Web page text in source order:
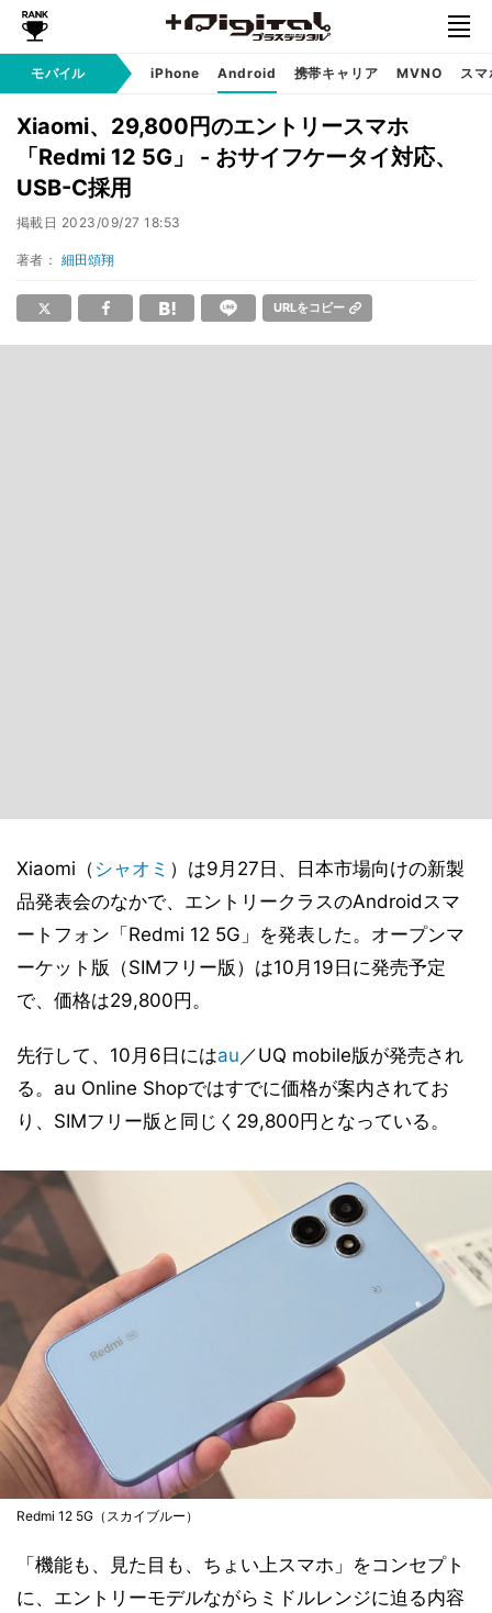
モバイル iPhone Android 携帯キャリア MVNO ス
Xiaomi、29,800円のエントリースマホ
「Redmi 12 5G」 - おサイフケータイ対応、
USB-C採用
掲載日 2023/09/27 18:53
著者： 細田頌翔
URLをコピー
Xiaomi（ シャオミ ）は9月27日、日本市場向けの新製
品発表会のなかで、エントリークラスのAndroidスマ
ートフォン「Redmi 12 5G」を発表した。オープンマ
ーケット版（SIMフリー版）は10月19日に発売予定
で、価格は29,800円。
先行して、10月6日にはau ／UQ mobile版が発売され
る。au Online Shopではすでに価格が案内されてお
り、SIMフリー版と同じく29,800円となっている。
Redmi 12 5G（スカイブルー）
「機能も、見た目も、ちょい上スマホ」をコンセプト
に、エントリーモデルながらミドルレンジに迫る内容